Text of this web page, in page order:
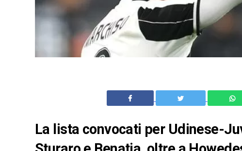
La lista convocati per Udinese-